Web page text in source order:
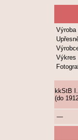
Výroba
Výkres
kkStB I.
(do
—